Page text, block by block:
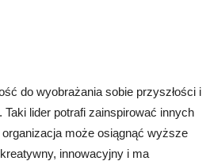
do wyobrażania sobie przyszłości i
lider potrafi zainspirować innych
organizacja może osiągnąć wyższe
innowacyjny i ma